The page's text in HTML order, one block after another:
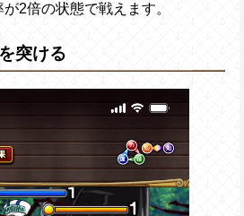
2倍の状態で戦えます。
突ける